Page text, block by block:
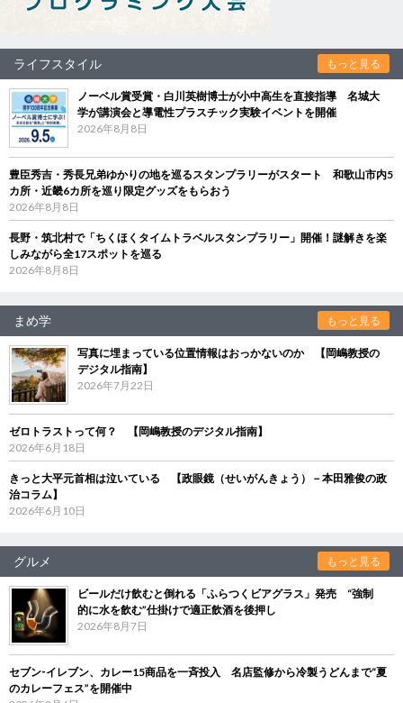
ライフスタイル もっと見る
ノーベル賞受賞・白川英樹博士が小中高生を直接指導 名城大
学が講演会と導電性プラスチック実験イベントを開催
2026年8月8日
豊臣秀吉・秀長兄弟ゆかりの地を巡るスタンプラリーがスタート 和歌山市内5
カ所・近畿6カ所を巡り限定グッズをもらおう
2026年8月8日
長野・筑北村で「ちくほくタイムトラベルスタンプラリー」開催！謎解きを楽
しみながら全17スポットを巡る
2026年8月8日
まめ学 もっと見る
写真に埋まっている位置情報はおっかないのか 【岡嶋教授の
デジタル指南】
2026年7月22日
ゼロトラストって何？ 【岡嶋教授のデジタル指南】
2026年6月18日
きっと大平元首相は泣いている 【政眼鏡（せいがんきょう）－本田雅俊の政
治コラム】
2026年6月10日
グルメ もっと見る
ビールだけ飲むと倒れる「ふらつくビアグラス」発売 “強制
的に水を飲む”仕掛けで適正飲酒を後押し
2026年8月7日
セブン‐イレブン、カレー15商品を一斉投入 名店監修から冷製うどんまで“夏
のカレーフェス”を開催中